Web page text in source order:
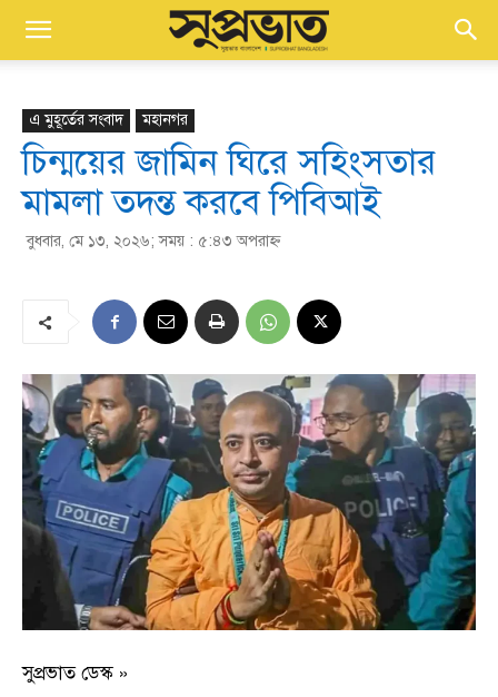
এ মুহূর্তের সংবাদ মহানগর
চিন্ময়ের জামিন ঘিরে সহিংসতার
মামলা তদন্ত করবে পিবিআই
বুধবার, মে ১৩, ২০২৬; সময় : ৫:৪৩ অপরাহ্ণ
সুপ্রভাত ডেস্ক »